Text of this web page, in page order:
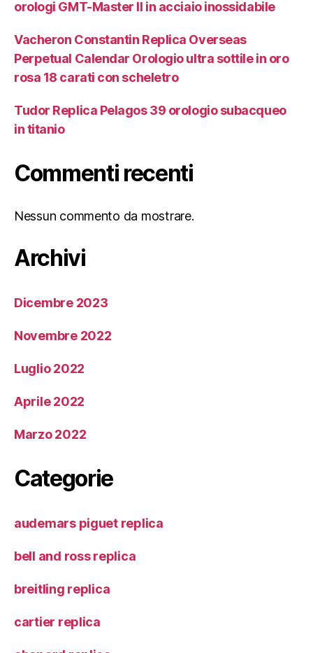
orologi GMT-Master II in acciaio inossidabile
Vacheron Constantin Replica Overseas
Perpetual Calendar Orologio ultra sottile in oro
rosa 18 carati con scheletro
Tudor Replica Pelagos 39 orologio subacqueo
in titanio
Commenti recenti
Nessun commento da mostrare.
Archivi
Dicembre 2023
Novembre 2022
Luglio 2022
Aprile 2022
Marzo 2022
Categorie
audemars piguet replica
bell and ross replica
breitling replica
cartier replica